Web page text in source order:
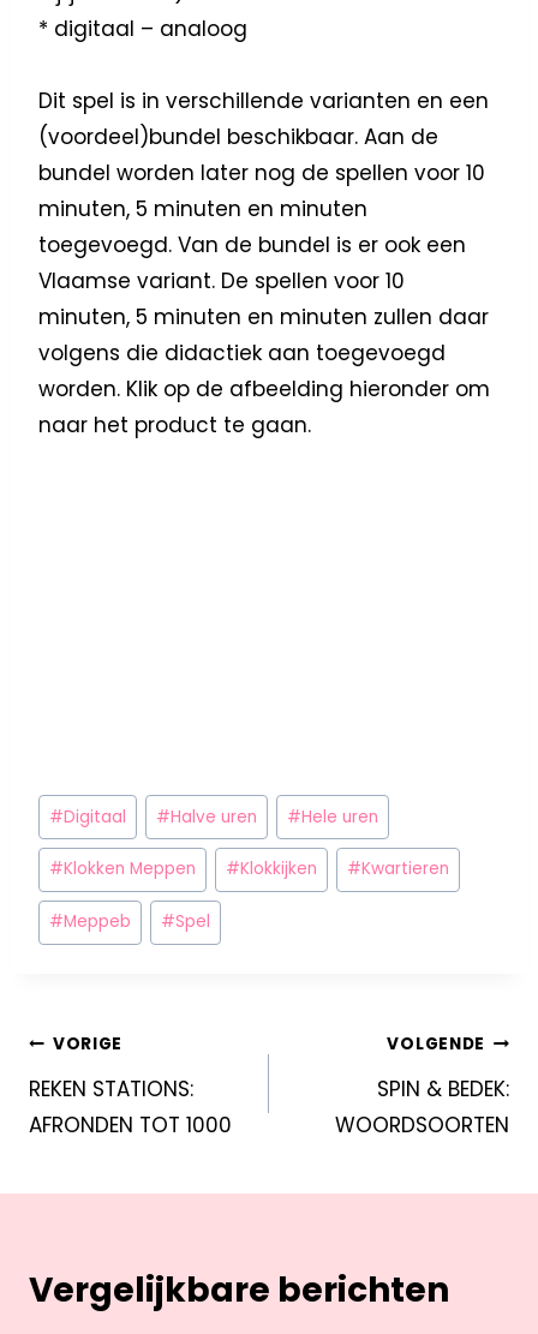
* digitaal – analoog
Dit spel is in verschillende varianten en een
(voordeel)bundel beschikbaar. Aan de
bundel worden later nog de spellen voor 10
minuten, 5 minuten en minuten
toegevoegd. Van de bundel is er ook een
Vlaamse variant. De spellen voor 10
minuten, 5 minuten en minuten zullen daar
volgens die didactiek aan toegevoegd
worden. Klik op de afbeelding hieronder om
naar het product te gaan.
#Digitaal #Halve uren #Hele uren
#Klokken Meppen #Klokkijken #Kwartieren
#Meppeb #Spel
VORIGE
REKEN STATIONS:
AFRONDEN TOT 1000
VOLGENDE
SPIN & BEDEK:
WOORDSOORTEN
Vergelijkbare berichten